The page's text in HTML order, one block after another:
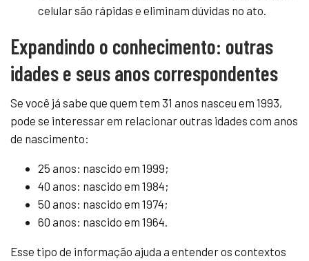
celular são rápidas e eliminam dúvidas no ato.
Expandindo o conhecimento: outras
idades e seus anos correspondentes
Se você já sabe que quem tem 31 anos nasceu em 1993,
pode se interessar em relacionar outras idades com anos
de nascimento:
25 anos: nascido em 1999;
40 anos: nascido em 1984;
50 anos: nascido em 1974;
60 anos: nascido em 1964.
Esse tipo de informação ajuda a entender os contextos